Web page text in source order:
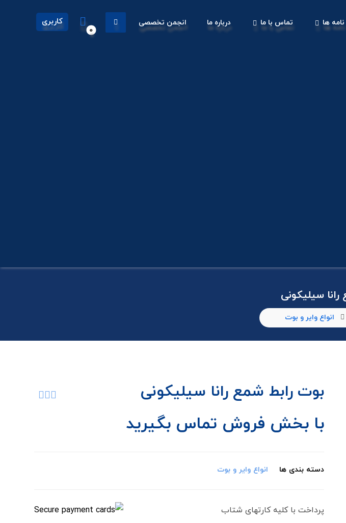
ها تماس با ما درباره ما انجمن تخصصی کاربری
سیلیکونی
انواع وایر و بوت
بوت رابط شمع رانا سیلیکونی
با بخش فروش تماس بگیرید
دسته بندی ها انواع وایر و بوت
پرداخت با کلیه کارتهای شتاب